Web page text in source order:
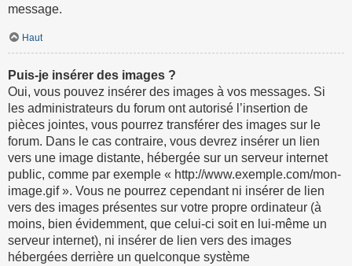
message.
Haut
Puis-je insérer des images ?
Oui, vous pouvez insérer des images à vos messages. Si
les administrateurs du forum ont autorisé l’insertion de
pièces jointes, vous pourrez transférer des images sur le
forum. Dans le cas contraire, vous devrez insérer un lien
vers une image distante, hébergée sur un serveur internet
public, comme par exemple « http://www.exemple.com/mon-
image.gif ». Vous ne pourrez cependant ni insérer de lien
vers des images présentes sur votre propre ordinateur (à
moins, bien évidemment, que celui-ci soit en lui-même un
serveur internet), ni insérer de lien vers des images
hébergées derrière un quelconque système